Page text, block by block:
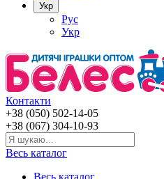
Укр
Рус
Укр
Контакти
+38 (050) 502-14-05
+38 (067) 304-10-93
Весь каталог
Весь каталог